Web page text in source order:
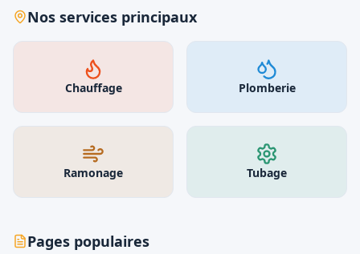
Nos services principaux
Chauffage Plomberie
Ramonage Tubage
Pages populaires